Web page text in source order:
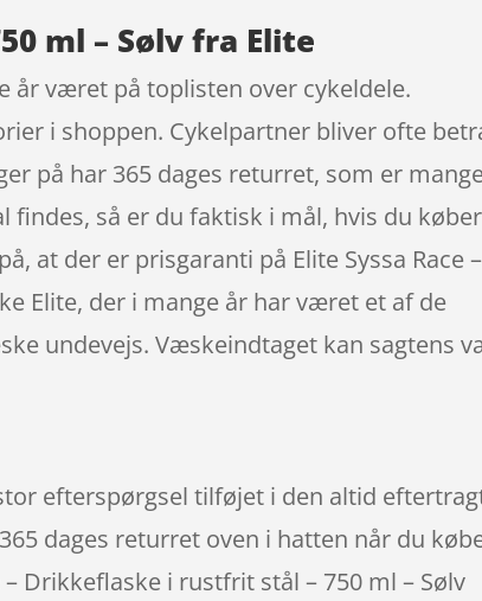
ml – Sølv fra Elite
år været på toplisten over cykeldele.
i shoppen. Cykelpartner bliver ofte
på har 365 dages returret, som er
findes, så er du faktisk i mål, hvis du køber
at der er prisgaranti på Elite Syssa Race –
Elite, der i mange år har været et af de
undevejs. Væskeindtaget kan sagtens
efterspørgsel tilføjet i den altid
dages returret oven i hatten når du
Drikkeflaske i rustfrit stål – 750 ml – Sølv